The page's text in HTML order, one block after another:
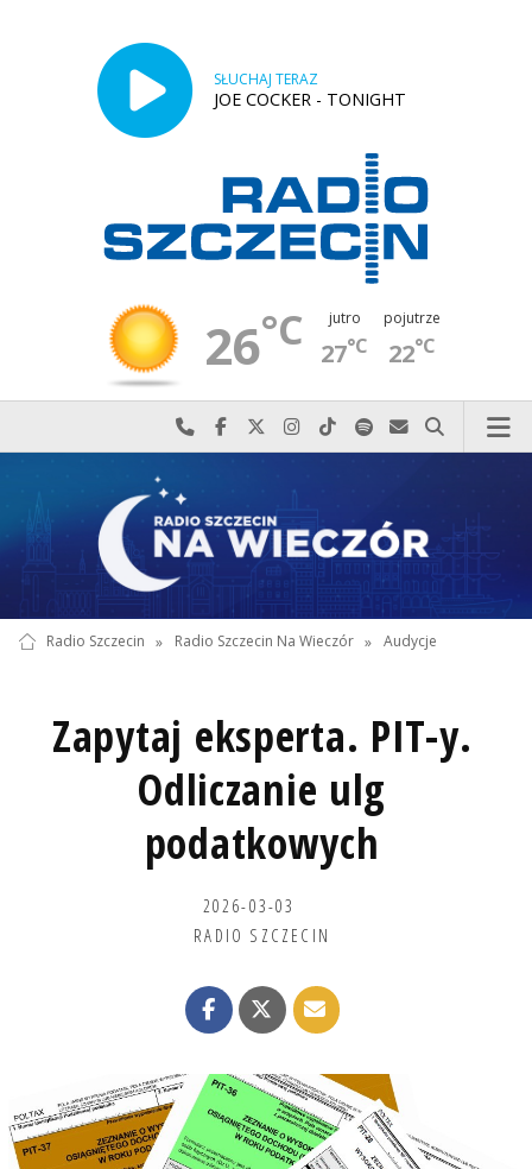
SŁUCHAJ TERAZ
JOE COCKER - TONIGHT
26°C jutro
27°C
pojutrze
22°C
Najlepiej po prostu do nas zadzwoń
Odwiedź nas na Facebook-u
Odwiedź nas na X
Odwiedź nas na Instagram-ie
Odwiedź nas na TikTok-u
Szukaj nas na Spotify
Wyślij do nas
Szukaj
Radio Szczecin » Radio Szczecin Na Wieczór » Audycje
Zapytaj eksperta. PIT-y.
Odliczanie ulg
podatkowych
2026-03-03
RADIO SZCZECIN